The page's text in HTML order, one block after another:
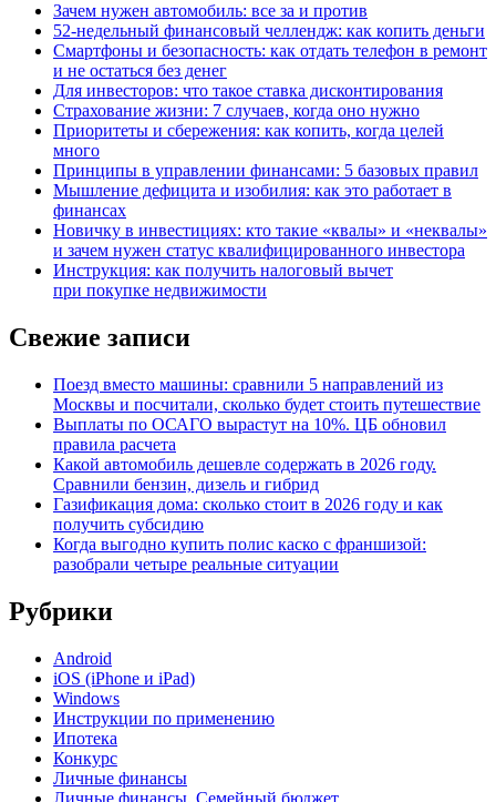
Зачем нужен автомобиль: все за и против
52-недельный финансовый челлендж: как копить деньги
Смартфоны и безопасность: как отдать телефон в ремонт
и не остаться без денег
Для инвесторов: что такое ставка дисконтирования
Страхование жизни: 7 случаев, когда оно нужно
Приоритеты и сбережения: как копить, когда целей
много
Принципы в управлении финансами: 5 базовых правил
Мышление дефицита и изобилия: как это работает в
финансах
Новичку в инвестициях: кто такие «квалы» и «неквалы»
и зачем нужен статус квалифицированного инвестора
Инструкция: как получить налоговый вычет
при покупке недвижимости
Свежие записи
Поезд вместо машины: сравнили 5 направлений из
Москвы и посчитали, сколько будет стоить путешествие
Выплаты по ОСАГО вырастут на 10%. ЦБ обновил
правила расчета
Какой автомобиль дешевле содержать в 2026 году.
Сравнили бензин, дизель и гибрид
Газификация дома: сколько стоит в 2026 году и как
получить субсидию
Когда выгодно купить полис каско с франшизой:
разобрали четыре реальные ситуации
Рубрики
Android
iOS (iPhone и iPad)
Windows
Инструкции по применению
Ипотека
Конкурс
Личные финансы
Личные финансы, Семейный бюджет